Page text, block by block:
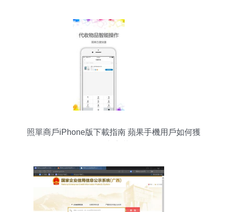
照單商戶iPhone版下載指南 蘋果手機用戶如何獲